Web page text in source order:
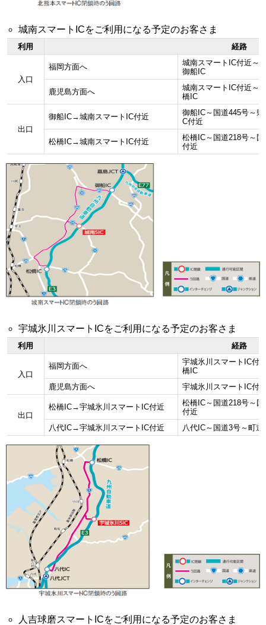
城南スマートICをご利用になる予定のお客さま
利用 経路
入口
福岡方面へ
城南スマートIC付近～
御船IC
鹿児島方面へ
城南スマートIC付近～
橋IC
出口
御船IC→城南スマートIC付近
御船IC～国道445号～
C付近
松橋IC→城南スマートIC付近
松橋IC～国道218号～
付近
宇城氷川スマートICをご利用になる予定のお客さま
利用 経路
入口
福岡方面へ
宇城氷川スマートIC付
橋IC
鹿児島方面へ
宇城氷川スマートIC付
出口
松橋IC→宇城氷川スマートIC付近
松橋IC～国道218号～
付近
八代IC→宇城氷川スマートIC付近
八代IC～国道3号～町
人吉球磨スマートICをご利用になる予定のお客さま